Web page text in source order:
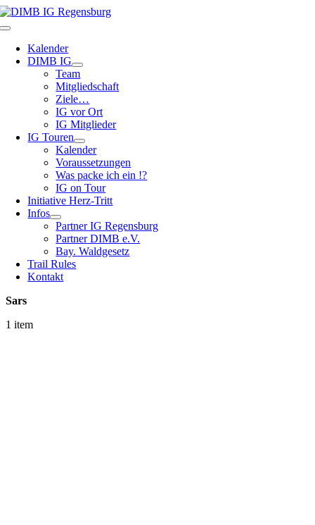
Zum
Inhalt
Toggle
NavigationKalender
DIMB IG
Team
Mitgliedschaft
Ziele…
IG vor Ort
IG Mitglieder
IG Touren
Kalender
Voraussetzungen
Was packe ich ein !?
IG on Tour
Initiative Herz-Tritt
Infos
Partner IG Regensburg
Partner DIMB e.V.
Bay. Waldgesetz
Trail Rules
Kontakt
Sars
1 item